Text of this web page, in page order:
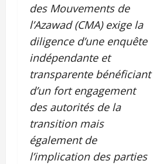
des Mouvements de
l’Azawad (CMA) exige la
diligence d’une enquête
indépendante et
transparente bénéficiant
d’un fort engagement
des autorités de la
transition mais
également de
l’implication des parties